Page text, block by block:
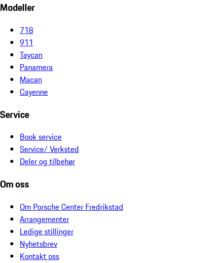
Modeller
718
911
Taycan
Panamera
Macan
Cayenne
Service
Book service
Service/ Verksted
Deler og tilbehør
Om oss
Om Porsche Center Fredrikstad
Arrangementer
Ledige stillinger
Nyhetsbrev
Kontakt oss